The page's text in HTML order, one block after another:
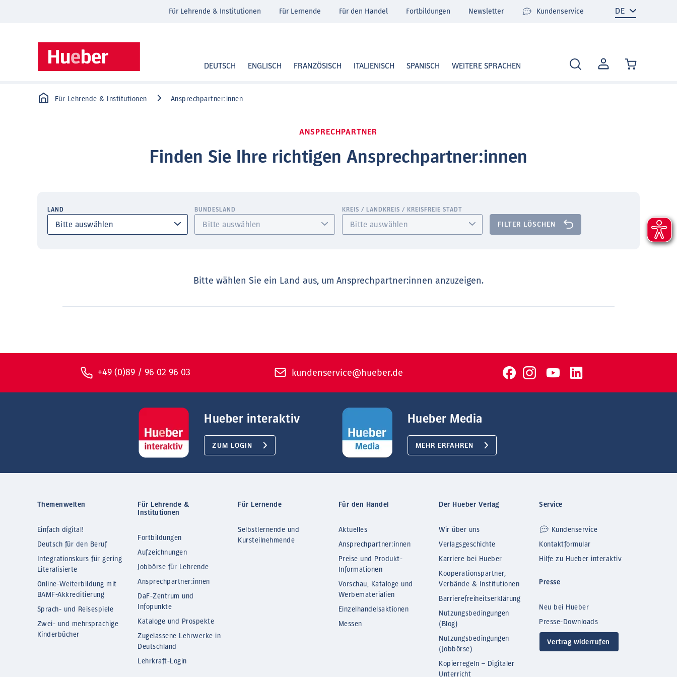
MEIN
KONTO
DEUTSCH ENGLISCH FRANZÖSISCH ITALIENISCH SPANISCH WEITERE SPRACHEN
Für Lehrende & Institutionen Für Lernende Für den Handel Fortbildungen Newsletter Kundenservice
Für Lehrende & Institutionen Ansprechpartner:innen
ANSPRECHPARTNER
Finden Sie Ihre richtigen Ansprechpartner:innen
LAND BUNDESLAND KREIS / LANDKREIS / KREISFREIE STADT
FILTER LÖSCHEN
Bitte wählen Sie ein Land aus, um Ansprechpartner:innen anzuzeigen.
+49 (0)89 / 96 02 96 03 kundenservice@hueber.de
Hueber interaktiv
ZUM LOGIN
Hueber Media
MEHR ERFAHREN
Themenwelten
Einfach digital!
Deutsch für den Beruf
Integrationskurs für gering
Literalisierte
Online-Weiterbildung mit
BAMF-Akkreditierung
Sprach- und Reisespiele
Zwei- und mehrsprachige
Kinderbücher
Für Lehrende &
Institutionen
Fortbildungen
Aufzeichnungen
Jobbörse für Lehrende
Ansprechpartner:innen
DaF-Zentrum und
Infopunkte
Kataloge und Prospekte
Zugelassene Lehrwerke in
Deutschland
Lehrkraft-Login
Für Lernende
Selbstlernende und
Kursteilnehmende
Für den Handel
Aktuelles
Ansprechpartner:innen
Preise und Produkt-
Informationen
Vorschau, Kataloge und
Werbematerialien
Einzelhandelsaktionen
Messen
Der Hueber Verlag
Wir über uns
Verlagsgeschichte
Karriere bei Hueber
Kooperationspartner,
Verbände & Institutionen
Barrierefreiheitserklärung
Nutzungsbedingungen
(Blog)
Nutzungsbedingungen
(Jobbörse)
Kopierregeln – Digitaler
Unterricht
Service
Kundenservice
Kontaktformular
Hilfe zu Hueber interaktiv
Presse
Neu bei Hueber
Presse-Downloads
Vertrag widerrufen